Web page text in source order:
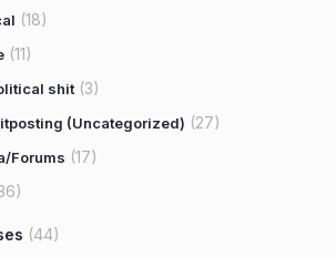
(18)
(11)
shit (3)
(Uncategorized) (27)
Forums (17)
(44)